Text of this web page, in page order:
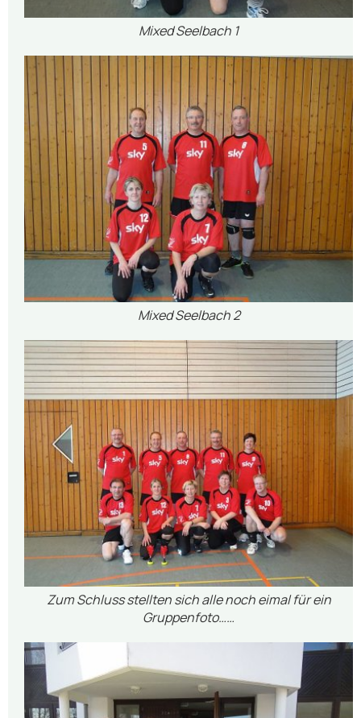
Mixed Seelbach 1
Mixed Seelbach 2
Zum Schluss stellten sich alle noch eimal für ein
Gruppenfoto……